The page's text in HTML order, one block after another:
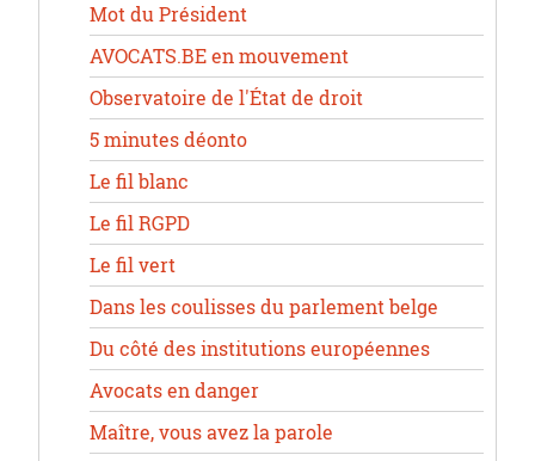
Mot du Président
AVOCATS.BE en mouvement
Observatoire de l'État de droit
5 minutes déonto
Le fil blanc
Le fil RGPD
Le fil vert
Dans les coulisses du parlement belge
Du côté des institutions européennes
Avocats en danger
Maître, vous avez la parole